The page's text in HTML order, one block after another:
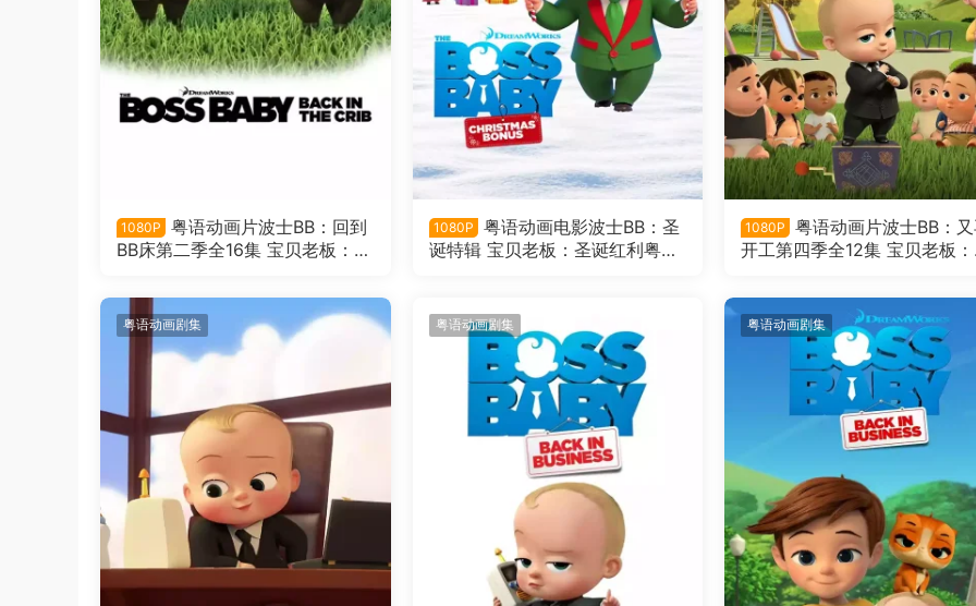
1080P
粤语动画片波士BB：回到
BB床第二季全16集 宝贝老板：返
1080P
粤语动画电影波士BB：圣
诞特辑 宝贝老板：圣诞红利粤语
1080P
粤语动画片波士BB：
开工第四季全12集 宝贝老板
粤语动画剧集 粤语动画剧集 粤语动画剧集